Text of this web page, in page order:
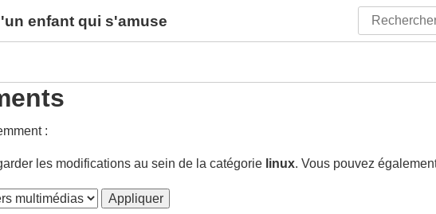
enfant qui s'amuse
:
les modifications au sein de la catégorie linux. Vous pouvez
Appliquer